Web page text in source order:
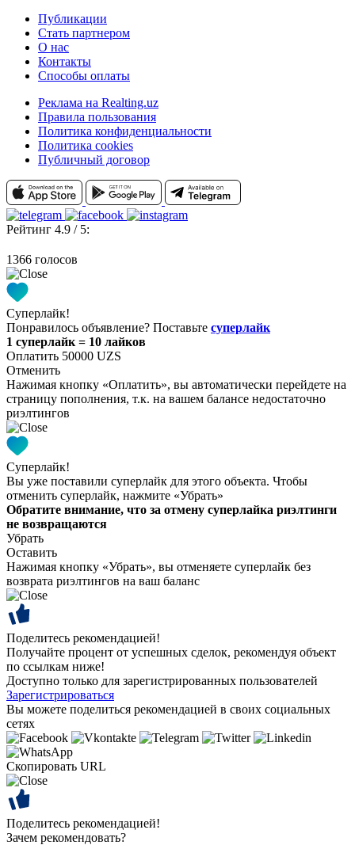
Публикации
Стать партнером
О нас
Контакты
Способы оплаты
Реклама на Realting.uz
Правила пользования
Политика конфиденциальности
Политика cookies
Публичный договор
Рейтинг 4.9 / 5:
1366 голосов
Суперлайк!
Понравилось объявление? Поставьте суперлайк
1 суперлайк = 10 лайков
Оплатить 50000 UZS
Отменить
Нажимая кнопку «Оплатить», вы автоматически перейдете на
страницу пополнения, т.к. на вашем балансе недостаточно
риэлтингов
Суперлайк!
Вы уже поставили суперлайк для этого объекта. Чтобы
отменить суперлайк, нажмите «Убрать»
Обратите внимание, что за отмену суперлайка риэлтинги
не возвращаются
Убрать
Оставить
Нажимая кнопку «Убрать», вы отменяете суперлайк без
возврата риэлтингов на ваш баланс
Поделитесь рекомендацией!
Получайте процент от успешных сделок, рекомендуя объект
по ссылкам ниже!
Доступно только для зарегистрированных пользователей
Зарегистрироваться
Вы можете поделиться рекомендацией в своих социальных
сетях
Скопировать URL
Поделитесь рекомендацией!
Зачем рекомендовать?